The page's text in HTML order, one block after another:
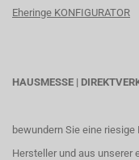
Eheringe KONFIGURATOR
HAUSMESSE |
bewundern Sie eine
Hersteller und aus unserer